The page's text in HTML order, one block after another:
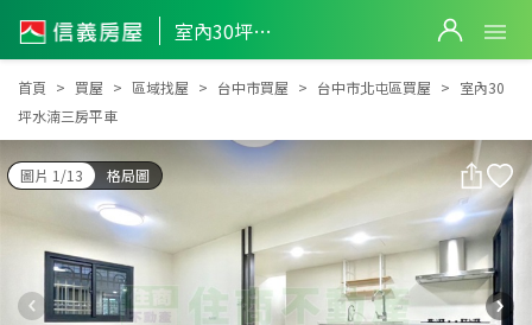
室內30坪水湳三房平車
室內30坪水湳三房平車
首頁 買屋 區域找屋 台中市買屋 台中市北屯區買屋
室內30
坪水湳三房平車
圖片 1/13 格局圖